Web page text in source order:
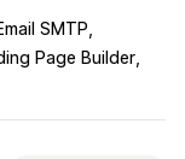
SMTP
Page Builder